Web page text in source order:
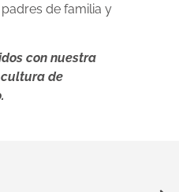
de familia y
con nuestra
de